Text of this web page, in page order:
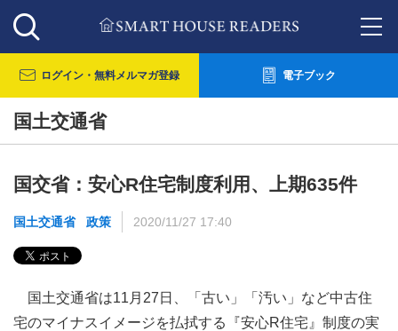
ログイン・ 無料メルマガ登録 電子ブック
国土交通省
国交省：安心R住宅制度利用、上期635件
国土交通省 政策 2020/11/27 17:40
国土交通省は11月27日、「古い」「汚い」など中古住
宅のマイナスイメージを払拭する『安心R住宅』制度の実